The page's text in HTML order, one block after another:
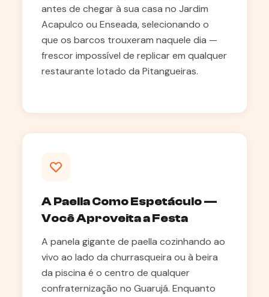
antes de chegar à sua casa no Jardim
Acapulco ou Enseada, selecionando o
que os barcos trouxeram naquele dia —
frescor impossível de replicar em qualquer
restaurante lotado da Pitangueiras.
A Paella Como Espetáculo —
Você Aproveita a Festa
A panela gigante de paella cozinhando ao
vivo ao lado da churrasqueira ou à beira
da piscina é o centro de qualquer
confraternização no Guarujá. Enquanto